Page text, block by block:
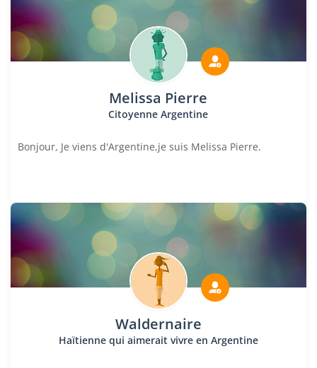
Melissa Pierre
Citoyenne Argentine
Bonjour, Je viens d'Argentine,je suis Melissa Pierre.
Waldernaire
Haïtienne qui aimerait vivre en Argentine